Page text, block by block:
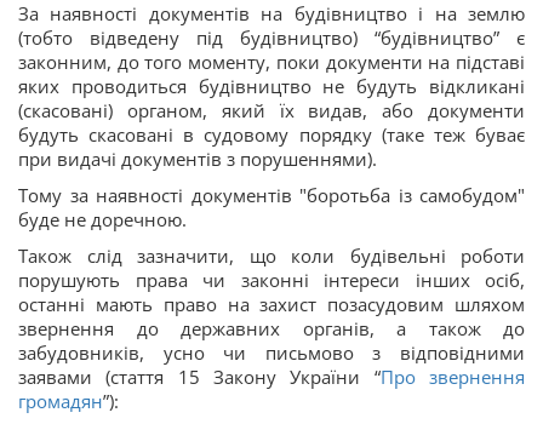
За наявності документів на будівництво і на землю
(тобто відведену під будівництво) “будівництво” є
законним, до того моменту, поки документи на підставі
яких проводиться будівництво не будуть відкликані
(скасовані) органом, який їх видав, або документи
будуть скасовані в судовому порядку (таке теж буває
при видачі документів з порушеннями).
Тому за наявності документів "боротьба із самобудом"
буде не доречною.
Також слід зазначити, що коли будівельні роботи
порушують права чи законні інтереси інших осіб,
останні мають право на захист позасудовим шляхом
звернення до державних органів, а також до
забудовників, усно чи письмово з відповідними
заявами (стаття 15 Закону України “Про звернення
громадян”):